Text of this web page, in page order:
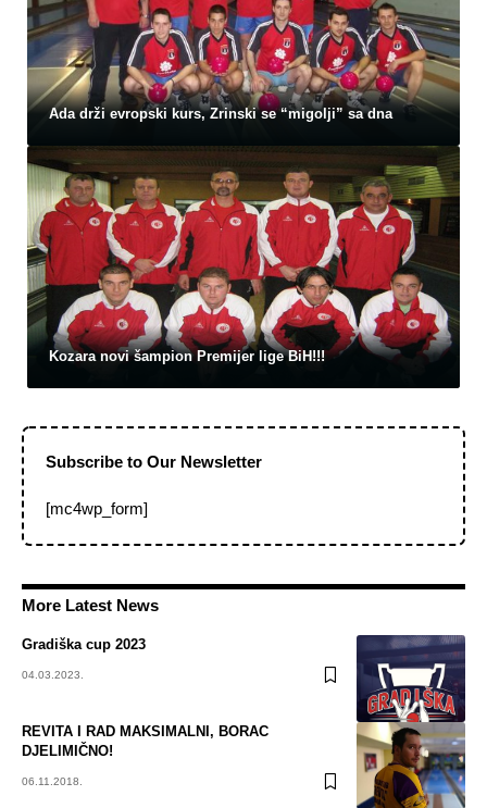
Ada drži evropski kurs, Zrinski se “migolji” sa dna
Kozara novi šampion Premijer lige BiH!!!
Subscribe to Our Newsletter
[mc4wp_form]
More Latest News
Gradiška cup 2023
04.03.2023.
REVITA I RAD MAKSIMALNI, BORAC
DJELIMIČNO!
06.11.2018.